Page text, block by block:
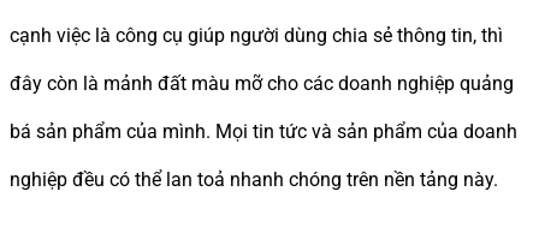
cạnh việc là công cụ giúp người dùng chia sẻ thông tin, thì
đây còn là mảnh đất màu mỡ cho các doanh nghiệp quảng
bá sản phẩm của mình. Mọi tin tức và sản phẩm của doanh
nghiệp đều có thể lan toả nhanh chóng trên nền tảng này.